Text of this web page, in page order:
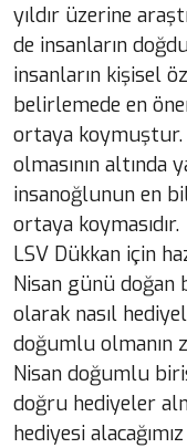
yıldır üzerine
de insanların
insanların kişisel
belirlemede en
ortaya
olmasının altında
insanoğlunun en
ortaya koymasıdır.
LSV Dükkan için
Nisan günü doğan
olarak nasıl
doğumlu olmanın
Nisan doğumlu
doğru hediyeler
hediyesi